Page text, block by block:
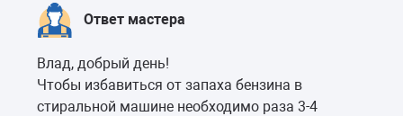
Ответ мастера
Влад, добрый день!
Чтобы избавиться от запаха бензина в
стиральной машине необходимо раза 3-4